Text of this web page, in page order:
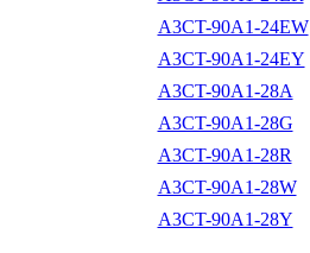
A3CT-90A1-24EW
A3CT-90A1-24EY
A3CT-90A1-28A
A3CT-90A1-28G
A3CT-90A1-28R
A3CT-90A1-28W
A3CT-90A1-28Y